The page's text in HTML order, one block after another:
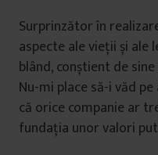
Surprinzător în
aspecte ale vieții și
blând, conștient de
Nu-mi place să-i văd
că orice companie ar
fundația unor valori